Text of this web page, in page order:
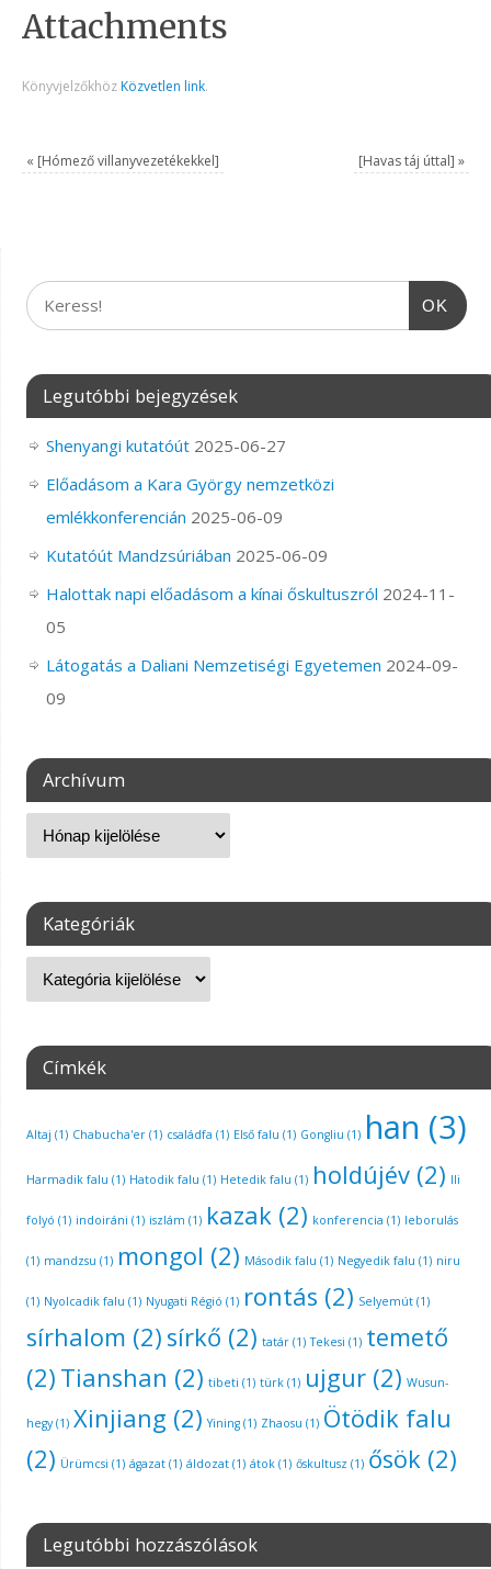
Attachments
Könyvjelzőkhöz Közvetlen link.
« [Hómező villanyvezetékekkel] [Havas táj úttal] »
OK
Legutóbbi bejegyzések
Shenyangi kutatóút 2025-06-27
Előadásom a Kara György nemzetközi
emlékkonferencián 2025-06-09
Kutatóút Mandzsúriában 2025-06-09
Halottak napi előadásom a kínai őskultuszról 2024-11-
05
Látogatás a Daliani Nemzetiségi Egyetemen 2024-09-
09
Archívum
Kategóriák
Címkék
Altaj (1) Chabucha'er(1) családfa (1) Első falu (1) Gongliu (1) han (3)
Harmadik falu (1) Hatodik falu (1) Hetedik falu (1) holdújév(2) Ili
folyó (1) indoiráni (1) iszlám (1) kazak(2) konferencia (1) leborulás
(1) mandzsu (1) mongol (2) Második falu (1) Negyedik falu (1) niru
(1) Nyolcadik falu (1) Nyugati Régió (1) rontás (2) Selyemút(1)
sírhalom (2) sírkő (2) tatár(1) Tekesi (1) temető
(2) Tianshan (2) tibeti (1) türk(1) ujgur(2) Wusun-
hegy(1) Xinjiang (2) Yining(1) Zhaosu (1) Ötödik falu
(2) Ürümcsi (1) ágazat(1) áldozat(1) átok(1) őskultusz (1) ősök(2)
Legutóbbi hozzászólások